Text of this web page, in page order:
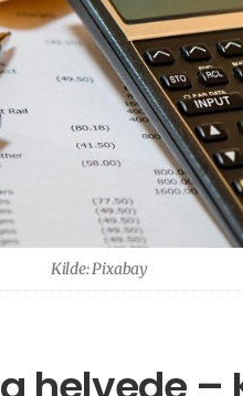
Kilde: Pixabay